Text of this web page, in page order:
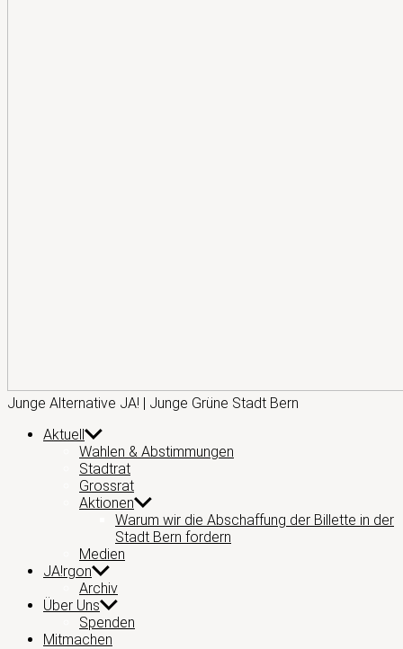
Junge
Junge Alternative JA! | Junge Grüne Stadt Bern
Aktuell
Wahlen & Abstimmungen
Stadtrat
Grossrat
Aktionen
Warum wir die Abschaffung der Billette in der
Stadt Bern fordern
Medien
JA!rgon
Archiv
Über Uns
Spenden
Mitmachen